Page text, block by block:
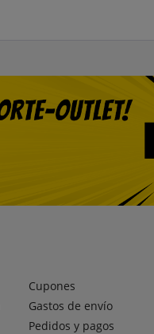
Cupones
Gastos de envío
Pedidos y pagos